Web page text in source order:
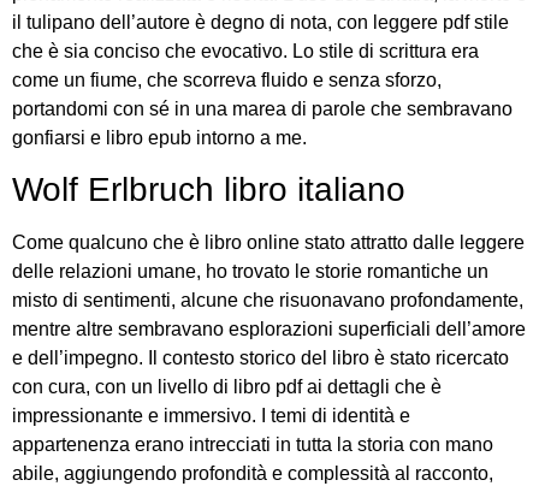
il tulipano dell’autore è degno di nota, con leggere pdf stile
che è sia conciso che evocativo. Lo stile di scrittura era
come un fiume, che scorreva fluido e senza sforzo,
portandomi con sé in una marea di parole che sembravano
gonfiarsi e libro epub intorno a me.
Wolf Erlbruch libro italiano
Come qualcuno che è libro online stato attratto dalle leggere
delle relazioni umane, ho trovato le storie romantiche un
misto di sentimenti, alcune che risuonavano profondamente,
mentre altre sembravano esplorazioni superficiali dell’amore
e dell’impegno. Il contesto storico del libro è stato ricercato
con cura, con un livello di libro pdf ai dettagli che è
impressionante e immersivo. I temi di identità e
appartenenza erano intrecciati in tutta la storia con mano
abile, aggiungendo profondità e complessità al racconto,